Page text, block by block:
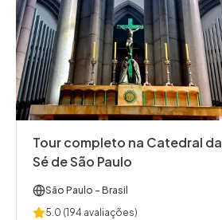
Tour completo na Catedral da
Sé de São Paulo
São Paulo - Brasil
5.0 (194 avaliações)